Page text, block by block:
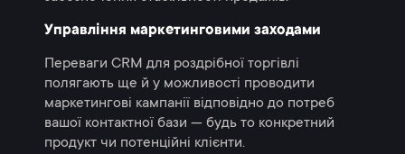
Управління маркетинговими заходами
Переваги CRM для роздрібної торгівлі
полягають ще й у можливості проводити
маркетингові кампанії відповідно до потреб
вашої контактної бази — будь то конкретний
продукт чи потенційні клієнти.